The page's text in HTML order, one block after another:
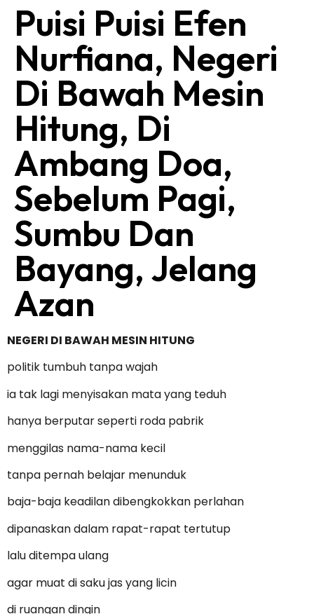
Puisi Puisi Efen
Nurfiana, Negeri
Di Bawah Mesin
Hitung, Di
Ambang Doa,
Sebelum Pagi,
Sumbu Dan
Bayang, Jelang
Azan
NEGERI DI BAWAH MESIN HITUNG
politik tumbuh tanpa wajah
ia tak lagi menyisakan mata yang teduh
hanya berputar seperti roda pabrik
menggilas nama-nama kecil
tanpa pernah belajar menunduk
baja-baja keadilan dibengkokkan perlahan
dipanaskan dalam rapat-rapat tertutup
lalu ditempa ulang
agar muat di saku jas yang licin
di ruangan dingin